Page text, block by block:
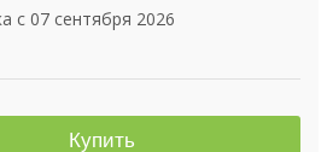
с 07 сентября 2026
Купить